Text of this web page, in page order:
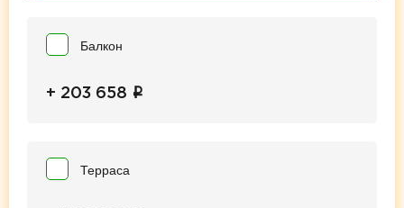
Балкон
+ 203 658 i
Терраса